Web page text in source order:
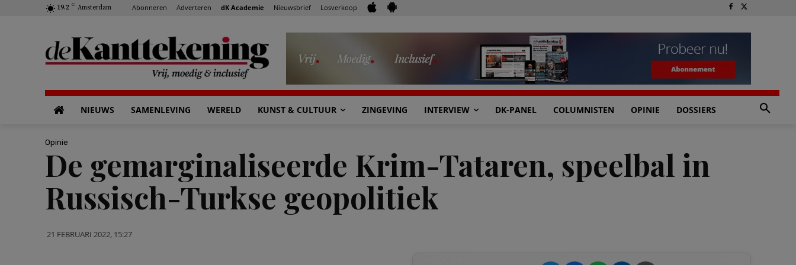
19.2 C Amsterdam Abonneren Adverteren dK Academie Nieuwsbrief Losverkoop
NIEUWS SAMENLEVING WERELD KUNST & CULTUUR ZINGEVING INTERVIEW DK-PANEL COLUMNISTEN OPINIE DOSSIERS
Opinie
De gemarginaliseerde Krim-Tataren, speelbal in
Russisch-Turkse geopolitiek
21 FEBRUARI 2022, 15:27